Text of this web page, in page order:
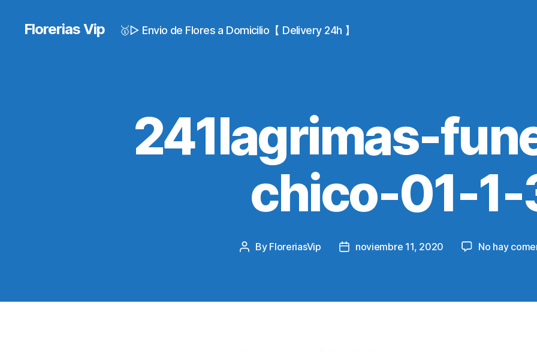
Florerias Vip 🥇▷ Envio de Flores a Domicilio【 Delivery 24h 】
241lagrimas-
chico-01-
Post
By FloreriasVip
Postnoviembre 11, 2020 No hay